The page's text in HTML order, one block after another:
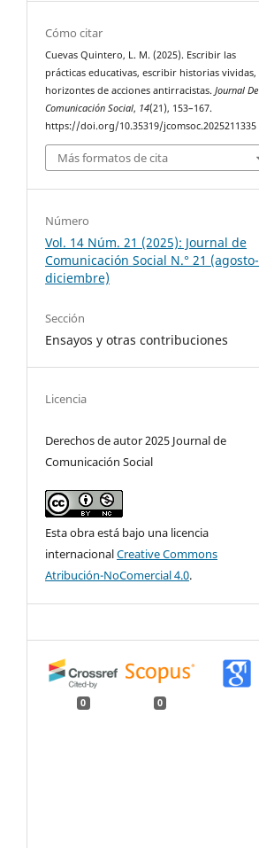
Cómo citar
Cuevas Quintero, L. M. (2025). Escribir las
prácticas educativas, escribir historias vividas,
horizontes de acciones antirracistas.Journal De
Comunicación Social, 14(21), 153–167.
https://doi.org/10.35319/jcomsoc.2025211335
Más formatos de cita
Número
Vol. 14 Núm. 21 (2025): Journal de
Comunicación Social N.° 21 (agosto-
diciembre)
Sección
Ensayos y otras contribuciones
Licencia
Derechos de autor 2025 Journal de
Comunicación Social
Esta obra está bajo una licencia
internacionalCreative Commons
Atribución-NoComercial 4.0.
0 0